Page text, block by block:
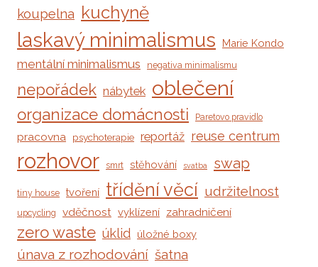
koupelna kuchyně
laskavý minimalismus Marie Kondo
mentální minimalismus negativa minimalismu
nepořádek nábytek oblečení
organizace domácnosti Paretovo pravidlo
pracovna psychoterapie reportáž reuse centrum
rozhovor smrt stěhování svatba swap
tiny house tvoření třídění věcí udržitelnost
upcycling vděčnost vyklízení zahradničení
zero waste úklid úložné boxy
únava z rozhodování šatna